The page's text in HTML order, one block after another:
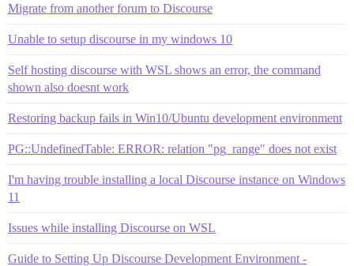
Migrate from another forum to Discourse
Unable to setup discourse in my windows 10
Self hosting discourse with WSL shows an error, the command
shown also doesnt work
Restoring backup fails in Win10/Ubuntu development environment
PG::UndefinedTable: ERROR: relation "pg_range" does not exist
I'm having trouble installing a local Discourse instance on Windows
11
Issues while installing Discourse on WSL
Guide to Setting Up Discourse Development Environment -